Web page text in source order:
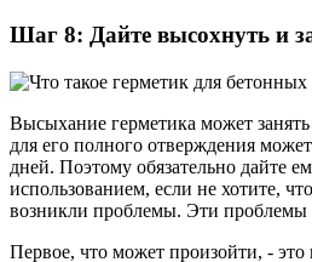
Шаг 8: Дайте высохнуть и
Высыхание герметика может занять
для его полного отверждения
дней. Поэтому обязательно дайте
использованием, если не хотите,
возникли проблемы. Эти
Первое, что может произойти, -